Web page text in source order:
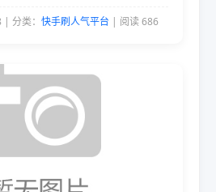
分类： 快手刷人气平台 | 阅读 686